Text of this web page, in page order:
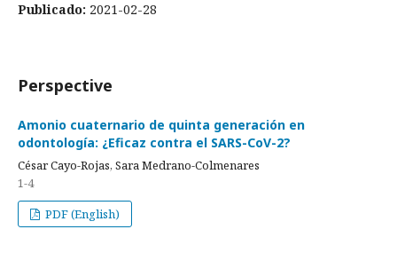
Publicado: 2021-02-28
Perspective
Amonio cuaternario de quinta generación en
odontología: ¿Eficaz contra el SARS-CoV-2?
César Cayo-Rojas, Sara Medrano-Colmenares
1-4
PDF (English)